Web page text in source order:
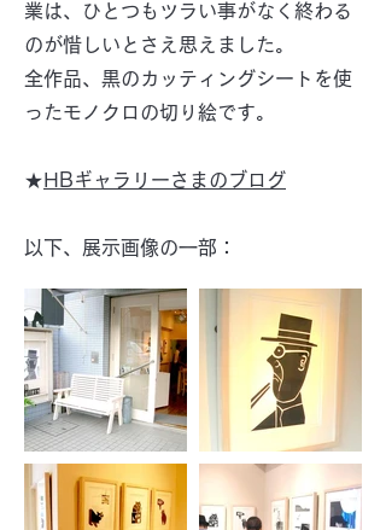
業は、ひとつもツラい事がなく終わる
のが惜しいとさえ思えました。
全作品、黒のカッティングシートを使
ったモノクロの切り絵です。
★ HBギャラリーさまのブログ
以下、展示画像の一部：